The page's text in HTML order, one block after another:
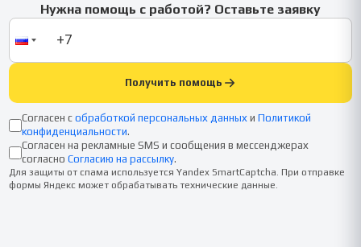
Нужна помощь с работой? Оставьте заявку
Получить помощь
Согласен с обработкой персональных данных и Политикой
конфиденциальности.
Согласен на рекламные SMS и сообщения в мессенджерах
согласно Согласию на рассылку.
Для защиты от спама используется Yandex SmartCaptcha. При отправке
формы Яндекс может обрабатывать технические данные.